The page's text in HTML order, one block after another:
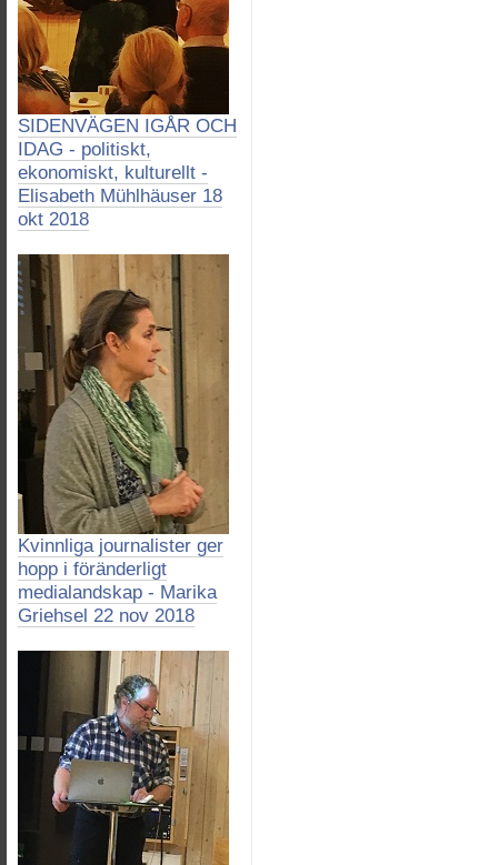
SIDENVÄGEN IGÅR OCH
IDAG - politiskt,
ekonomiskt, kulturellt -
Elisabeth Mühlhäuser 18
okt 2018
Kvinnliga journalister ger
hopp i föränderligt
medialandskap - Marika
Griehsel 22 nov 2018